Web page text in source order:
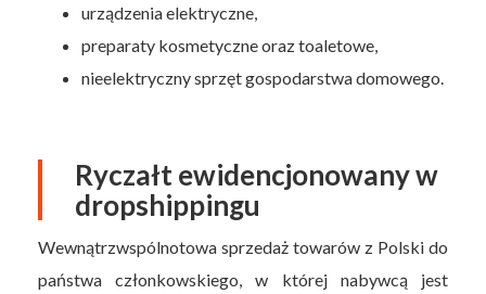
urządzenia elektryczne,
preparaty kosmetyczne oraz toaletowe,
nieelektryczny sprzęt gospodarstwa domowego.
Ryczałt ewidencjonowany w
dropshippingu
Wewnątrzwspólnotowa sprzedaż towarów z Polski do
państwa członkowskiego, w której nabywcą jest